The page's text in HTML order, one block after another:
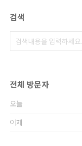
검색
전체 방문자
오늘
어제